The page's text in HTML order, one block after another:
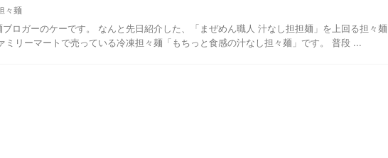
々麺
ブロガーのケーです。 なんと先日紹介した、「まぜめん職人 汁なし担担麺」を上回る担々麺
ミリーマートで売っている冷凍担々麺「もちっと食感の汁なし担々麺」です。 普段 ...